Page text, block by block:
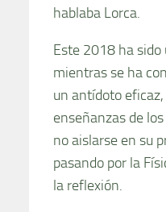
hablaba Lorca.
Este 2018 ha sido
mientras se ha
un antídoto
enseñanzas de
no aislarse en su
pasando por la
la reflexión.